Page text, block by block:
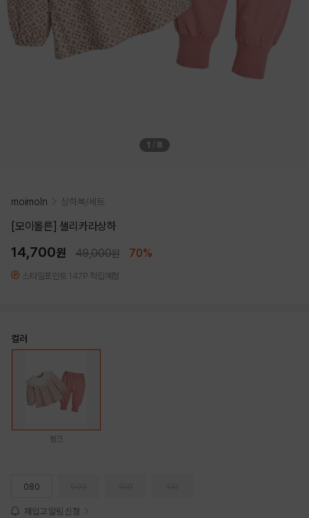
1 / 8
moimoln 상하복/세트
[모이몰른] 샐리카라상하
14,700원 49,000원 70%
스타일포인트 147P 적립예정
컬러
핑크
080
재입고 알림 신청